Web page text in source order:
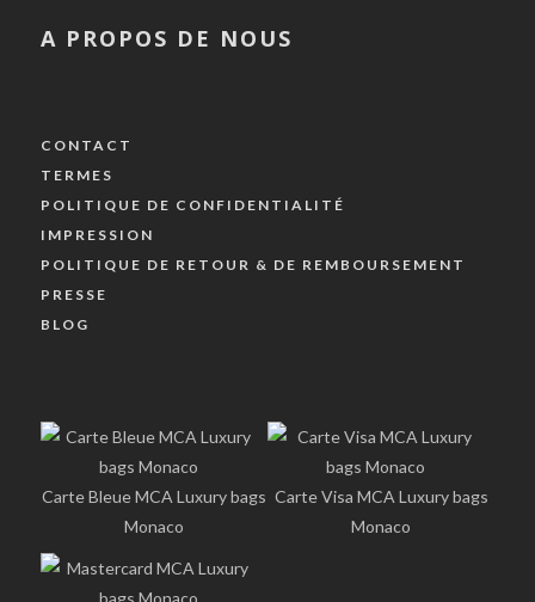
A PROPOS DE NOUS
CONTACT
TERMES
POLITIQUE DE CONFIDENTIALITÉ
IMPRESSION
POLITIQUE DE RETOUR & DE REMBOURSEMENT
PRESSE
BLOG
Carte Bleue MCA Luxury bags
Monaco
Carte Visa MCA Luxury bags
Monaco